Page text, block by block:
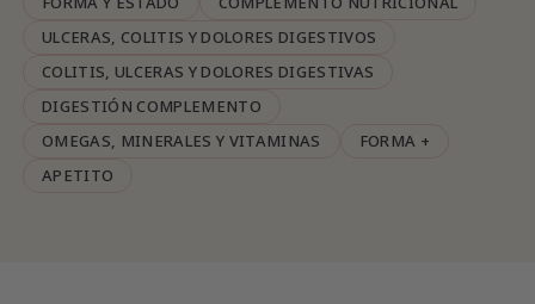
ULCERAS, COLITIS Y DOLORES DIGESTIVOS
COLITIS, ULCERAS Y DOLORES DIGESTIVAS
DIGESTIÓN COMPLEMENTO
OMEGAS, MINERALES Y VITAMINAS
FORMA +
APETITO